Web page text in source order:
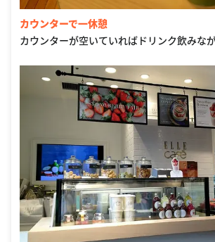
カウンターで一休憩
カウンターが空いていればドリンク飲みな